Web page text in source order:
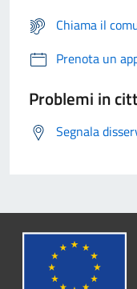
Chiama il
Prenota un
Problemi in
Segnala